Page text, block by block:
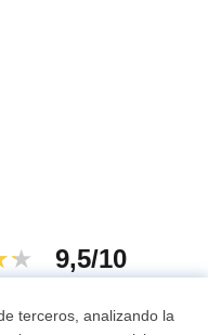
9,5/10
terceros, analizando la